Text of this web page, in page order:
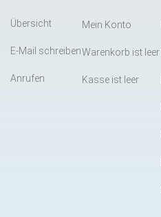
Übersicht
E-Mail schreiben
Anrufen
Mein Konto
Warenkorb ist leer
Kasse ist leer